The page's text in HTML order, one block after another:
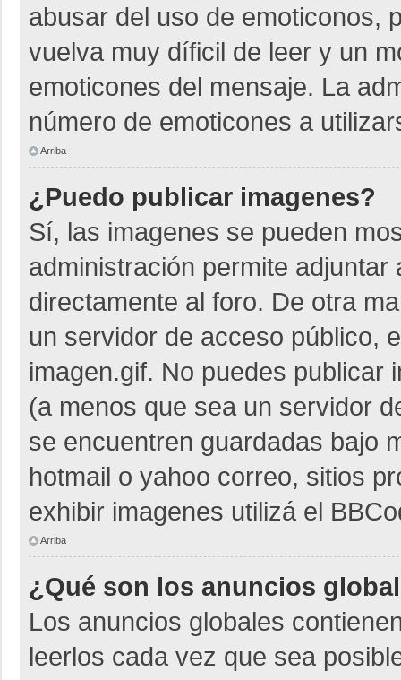
abusar del uso de emoticonos,
vuelva muy díficil de leer y un
emoticones del mensaje. La
número de emoticones a
Arriba
¿Puedo publicar imagenes?
Sí, las imagenes se pueden
administración permite
directamente al foro. De otra
un servidor de acceso público,
imagen.gif. No puedes publicar
(a menos que sea un servidor
se encuentren guardadas bajo
hotmail o yahoo correo, sitios
exhibir imagenes utilizá el
Arriba
¿Qué son los anuncios
Los anuncios globales
leerlos cada vez que sea